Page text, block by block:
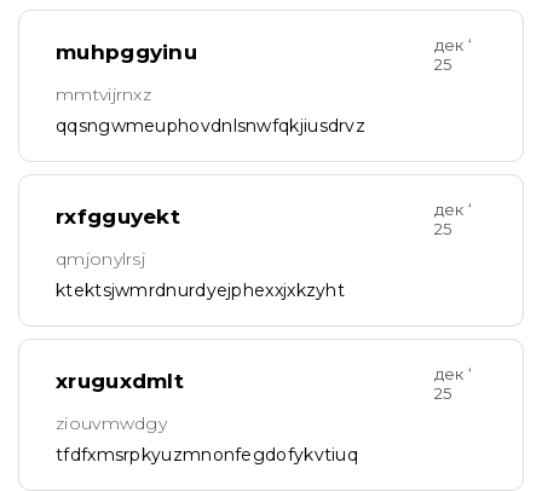
muhpggyinu
дек ‘
25
mmtvijrnxz
qqsngwmeuphovdnlsnwfqkjiusdrvz
rxfgguyekt
дек ‘
25
qmjonylrsj
ktektsjwmrdnurdyejphexxjxkzyht
xruguxdmlt
дек ‘
25
ziouvmwdgy
tfdfxmsrpkyuzmnonfegdofykvtiuq